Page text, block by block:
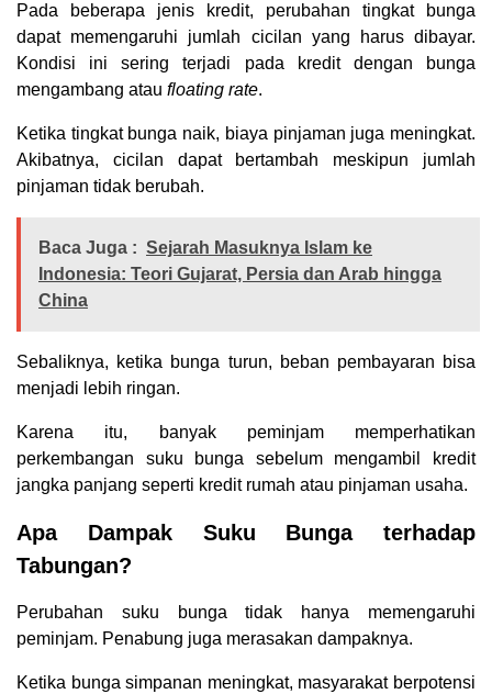
Pada beberapa jenis kredit, perubahan tingkat bunga
dapat memengaruhi jumlah cicilan yang harus dibayar.
Kondisi ini sering terjadi pada kredit dengan bunga
mengambang atau floating rate.
Ketika tingkat bunga naik, biaya pinjaman juga meningkat.
Akibatnya, cicilan dapat bertambah meskipun jumlah
pinjaman tidak berubah.
Baca Juga : Sejarah Masuknya Islam ke
Indonesia: Teori Gujarat, Persia dan Arab hingga
China
Sebaliknya, ketika bunga turun, beban pembayaran bisa
menjadi lebih ringan.
Karena itu, banyak peminjam memperhatikan
perkembangan suku bunga sebelum mengambil kredit
jangka panjang seperti kredit rumah atau pinjaman usaha.
Apa Dampak Suku Bunga terhadap
Tabungan?
Perubahan suku bunga tidak hanya memengaruhi
peminjam. Penabung juga merasakan dampaknya.
Ketika bunga simpanan meningkat, masyarakat berpotensi